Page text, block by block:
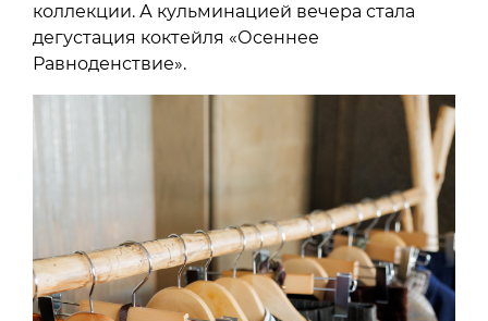
коллекции. А кульминацией вечера стала
дегустация коктейля «Осеннее
Равноденствие».